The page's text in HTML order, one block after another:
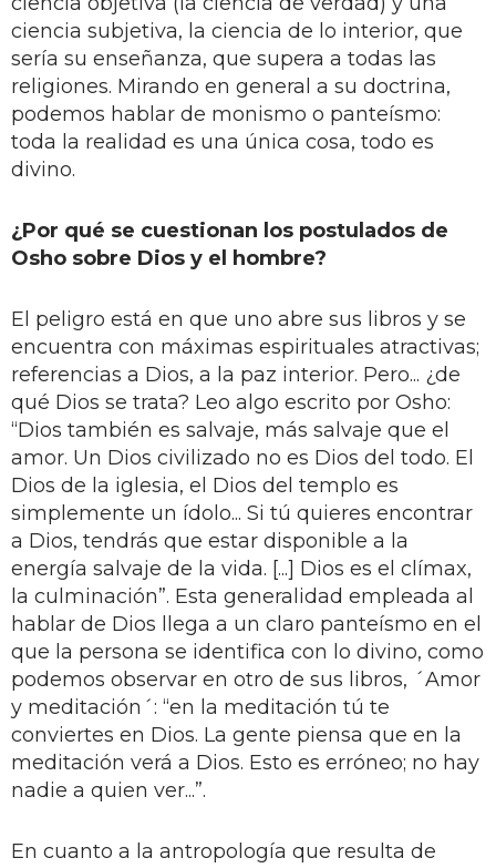
ciencia subjetiva, la ciencia de lo interior, que
sería su enseñanza, que supera a todas las
religiones. Mirando en general a su doctrina,
podemos hablar de monismo o panteísmo:
toda la realidad es una única cosa, todo es
divino.
¿Por qué se cuestionan los postulados de
Osho sobre Dios y el hombre?
El peligro está en que uno abre sus libros y se
encuentra con máximas espirituales atractivas;
referencias a Dios, a la paz interior. Pero... ¿de
qué Dios se trata? Leo algo escrito por Osho:
“Dios también es salvaje, más salvaje que el
amor. Un Dios civilizado no es Dios del todo. El
Dios de la iglesia, el Dios del templo es
simplemente un ídolo... Si tú quieres encontrar
a Dios, tendrás que estar disponible a la
energía salvaje de la vida. [...] Dios es el clímax,
la culminación”. Esta generalidad empleada al
hablar de Dios llega a un claro panteísmo en el
que la persona se identifica con lo divino, como
podemos observar en otro de sus libros, ´Amor
y meditación´: “en la meditación tú te
conviertes en Dios. La gente piensa que en la
meditación verá a Dios. Esto es erróneo; no hay
nadie a quien ver...”.
En cuanto a la antropología que resulta de